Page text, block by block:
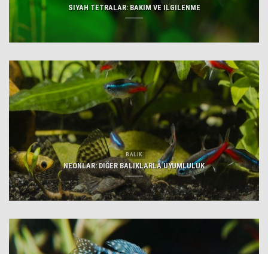
SIYAH TETRALAR: BAKIM VE ILGILENME
BALIK
NEONLAR: DIĞER BALIKLARLA UYUMLULUK